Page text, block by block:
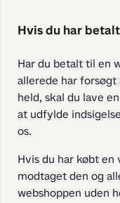
Hvis du har
Har du betalt til en
allerede har
held, skal du lave
at udfylde
os.
Hvis du har købt en
modtaget den og
webshoppen uden